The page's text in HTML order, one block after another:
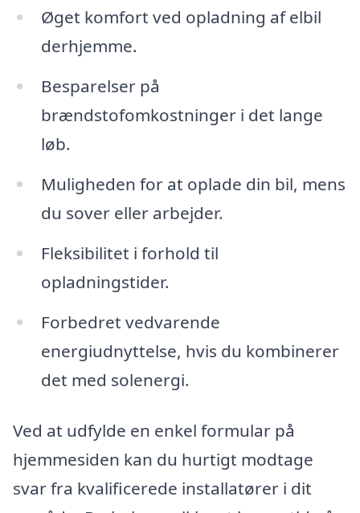
Øget komfort ved opladning af elbil
derhjemme.
Besparelser på
brændstofomkostninger i det lange
løb.
Muligheden for at oplade din bil, mens
du sover eller arbejder.
Fleksibilitet i forhold til
opladningstider.
Forbedret vedvarende
energiudnyttelse, hvis du kombinerer
det med solenergi.
Ved at udfylde en enkel formular på
hjemmesiden kan du hurtigt modtage
svar fra kvalificerede installatører i dit